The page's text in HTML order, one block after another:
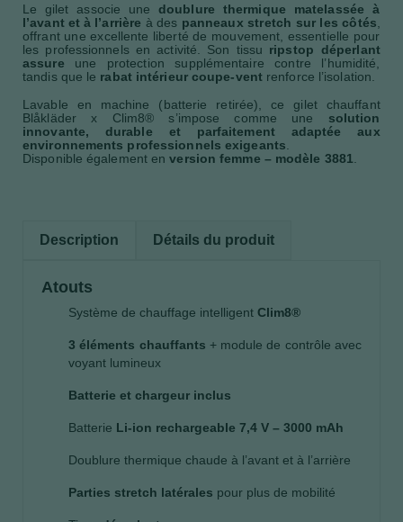
Le gilet associe unedoublure thermique matelassée à
l’avant et à l’arrière à des panneaux stretch sur les côtés
offrant une excellente liberté de mouvement, essentielle pour
les professionnels en activité. Son tissu ripstop déperlant
assure une protection supplémentaire contre l’humidité,
tandis que le rabat intérieur coupe-ventrenforce l’isolation.
Lavable en machine (batterie retirée), ce gilet chauffant
Blåkläder x Clim8® s’impose comme une solution
innovante, durable et parfaitement adaptée aux
environnements professionnels exigeants
Disponible également enversion femme – modèle 3881
Description Détails du produit
Atouts
Système de chauffage intelligent Clim8®
3 éléments chauffants + module de contrôle avec
voyant lumineux
Batterie et chargeur inclus
Batterie Li-ion rechargeable 7,4 V – 3000 mAh
Doublure thermique chaude à l’avant et à l’arrière
Parties stretch latérales pour plus de mobilité